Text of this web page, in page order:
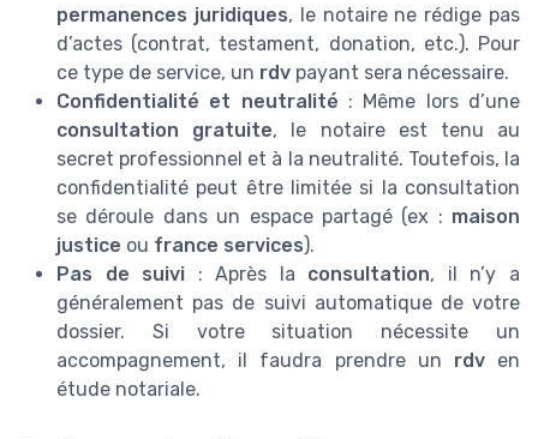
permanences juridiques, le notaire ne rédige pas
d’actes (contrat, testament, donation, etc.). Pour
ce type de service, un rdv payant sera nécessaire.
Confidentialité et neutralité : Même lors d’une
consultation gratuite, le notaire est tenu au
secret professionnel et à la neutralité. Toutefois, la
confidentialité peut être limitée si la consultation
se déroule dans un espace partagé (ex : maison
justice ou france services).
Pas de suivi : Après la consultation, il n’y a
généralement pas de suivi automatique de votre
dossier. Si votre situation nécessite un
accompagnement, il faudra prendre un rdven
étude notariale.